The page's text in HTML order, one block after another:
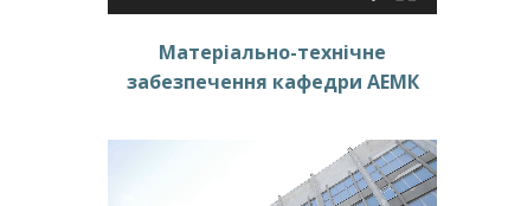
Матеріально-технічне
забезпечення кафедри АЕМК